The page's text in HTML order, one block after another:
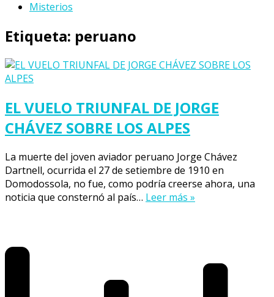
Misterios
Etiqueta: peruano
EL VUELO TRIUNFAL DE JORGE
CHÁVEZ SOBRE LOS ALPES
La muerte del joven aviador peruano Jorge Chávez
Dartnell, ocurrida el 27 de setiembre de 1910 en
Domodossola, no fue, como podría creerse ahora, una
noticia que consternó al país… Leer más »